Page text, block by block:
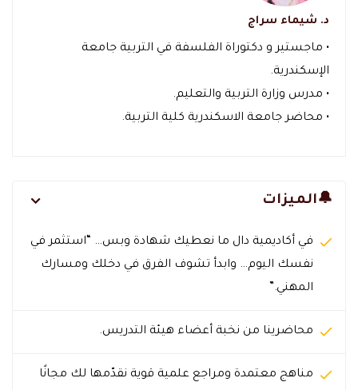
د. شيماء سراج
• ماجستير و دكتوراة الفلسفة في التربية جامعة
الإسكندرية.
• مدرس وزارة التربية والتعليم.
• محاضر جامعة الاسكندرية كلية التربية.
🔔الميزات
في أكاديمية دال ما نعطيك شهادة وبس… “استثمر في
نفسك اليوم… وابدأ تشوف الفرق في دخلك ومسارك
المهني.”
محاضرينا من نخبة أعضاء هيئة التدريس.
مناهج معتمدة ومراجع علمية قوية نقدّمها لك مجانًا